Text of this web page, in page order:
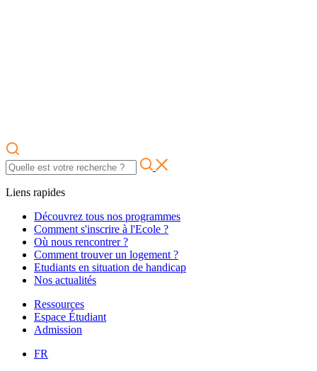
Liens rapides
Découvrez tous nos programmes
Comment s'inscrire à l'Ecole ?
Où nous rencontrer ?
Comment trouver un logement ?
Etudiants en situation de handicap
Nos actualités
Ressources
Espace Étudiant
Admission
FR